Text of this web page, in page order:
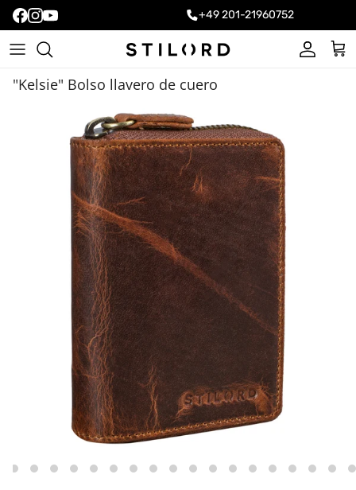
+49 201-21960752
Cuenta
"Kelsie" Bolso llavero de cuero